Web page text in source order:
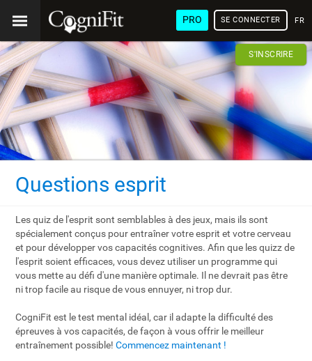
PRO SE CONNECTER
S'INSCRIRE
Questions esprit
Les quiz de l'esprit sont semblables à des jeux, mais ils sont
spécialement conçus pour entraîner votre esprit et votre cerveau
et pour développer vos capacités cognitives. Afin que les quizz de
l'esprit soient efficaces, vous devez utiliser un programme qui
vous mette au défi d'une manière optimale. Il ne devrait pas être
ni trop facile au risque de vous ennuyer, ni trop dur.
CogniFit est le test mental idéal, car il adapte la difficulté des
épreuves à vos capacités, de façon à vous offrir le meilleur
entraînement possible!Commencez maintenant !